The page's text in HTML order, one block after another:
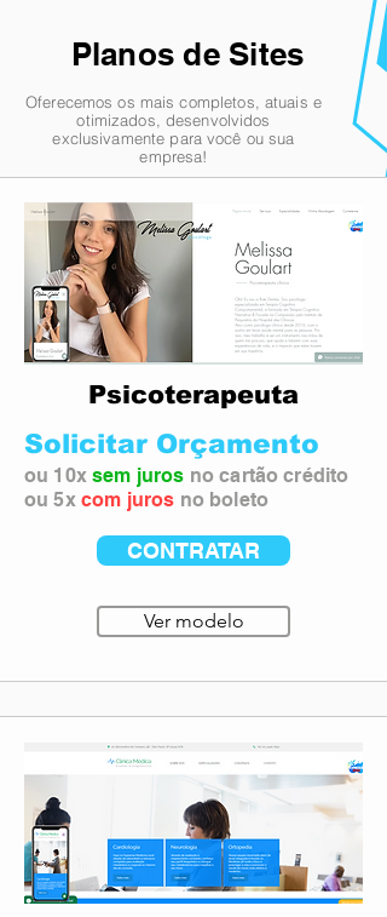
Oferecemos os mais completos, atuais e
otimizados, desenvolvidos
exclusivamente paravocê ou sua
empresa!
Planos de Sites
Psicoterapeuta
Solicitar Orçamento
ou 10xsem juros no cartão crédito
ou 5x com juros no boleto
CONTRATAR
Ver modelo